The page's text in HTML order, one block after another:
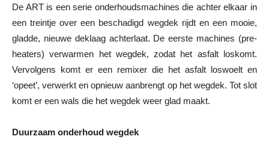
De ART is een serie onderhoudsmachines die achter elkaar in
een treintje over een beschadigd wegdek rijdt en een mooie,
gladde, nieuwe deklaag achterlaat. De eerste machines (pre-
heaters) verwarmen het wegdek, zodat het asfalt loskomt.
Vervolgens komt er een remixer die het asfalt loswoelt en
‘opeet’, verwerkt en opnieuw aanbrengt op het wegdek. Tot slot
komt er een wals die het wegdek weer glad maakt.
Duurzaam onderhoud wegdek